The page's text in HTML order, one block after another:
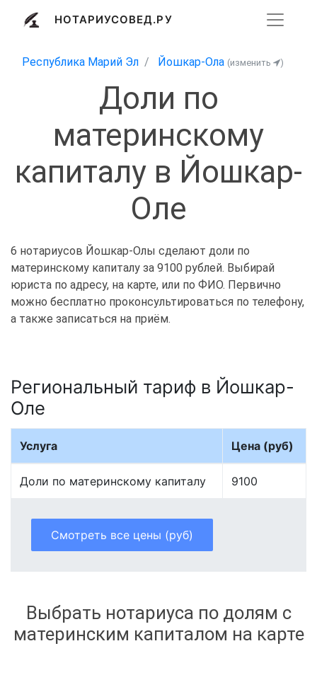
НОТАРИУСОВЕД.РУ
Республика Марий Эл Йошкар-Ола (изменить )
Доли по
материнскому
капиталу в Йошкар-
Оле
6 нотариусов Йошкар-Олы сделают доли по
материнскому капиталу за 9100 рублей. Выбирай
юриста по адресу, на карте, или по ФИО. Первично
можно бесплатно проконсультироваться по телефону,
а также записаться на приём.
Региональный тариф в Йошкар-
Оле
Услуга Цена (руб)
Доли по материнскому капиталу 9100
Смотреть все цены (руб)
Выбрать нотариуса по долям с
материнским капиталом на карте